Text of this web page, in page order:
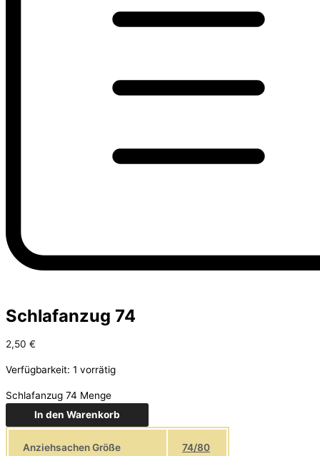
Schlafanzug 74
2,50 €
Verfügbarkeit: 1 vorrätig
Schlafanzug 74 Menge
In den Warenkorb
Anziehsachen Größe 74/80